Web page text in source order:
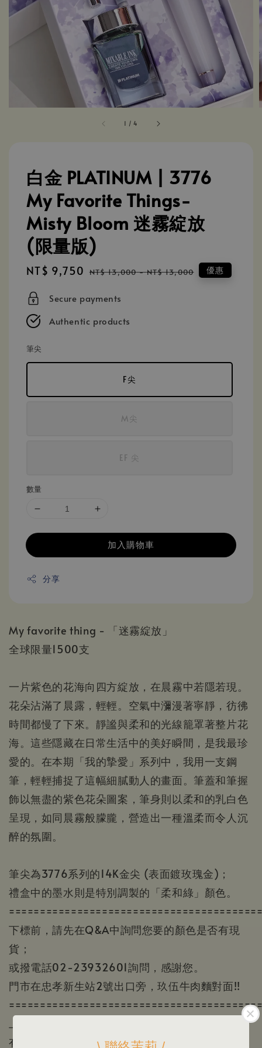
1 /4
白金 PLATINUM | 3776
My Favorite Things-
Misty Bloom 迷霧綻放
(限量版)
Sale
NT$ 9,750 Regular
NT$ 13,000-NT$ 13,000 優惠
Secure payments
Authentic products
筆尖
F尖
M尖
EF 尖
數量
加入購物車
分享
My favorite thing - 「迷霧綻放」
全球限量1500支
一片紫色的花海向四方綻放，在晨霧中若隱若現。
花朵沾滿了晨露，輕輕。空氣中瀰漫著寧靜，彷彿
時間都慢了下來。靜謐與柔和的光線籠罩著整片花
海。這些隱藏在日常生活中的美好瞬間，是我最珍
愛的。在本期「我的摯愛」系列中，我用一支鋼
筆，輕輕捕捉了這幅細膩動人的畫面。筆蓋和筆握
飾以無盡的紫色花朵圖案，筆身則以柔和的乳白色
呈現，如同晨霧般朦朧，營造出一種溫柔而令人沉
醉的氛圍。
筆尖為3776系列的14K金尖 (表面鍍玫瑰金) ；
禮盒中的墨水則是特別調製的「柔和綠 」顏色。
下標前，請先在Q&A中詢問您要的顏色是否有現
貨；
或撥電話02-23932601詢問，感謝您。
門市在忠孝新生站2號出口旁，玖伍牛肉麵對面!!
上面的照片顏色因為顯示器顏色或個人視覺感受會
有所差異一切實品為主。